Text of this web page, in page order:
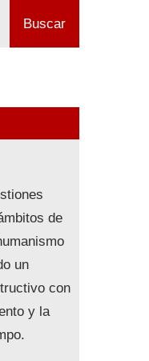
Buscar
de
un
con
y la